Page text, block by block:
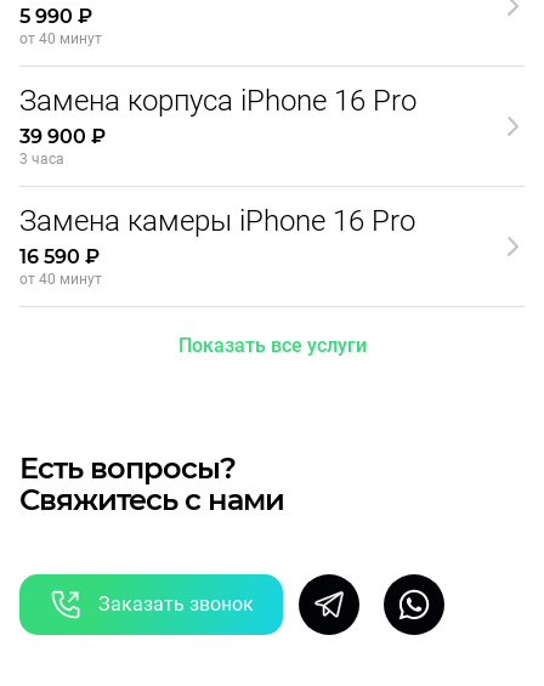
5 990 ₽
от 40 минут
Замена корпуса iPhone 16 Pro
39 900 ₽
3 часа
Замена камеры iPhone 16 Pro
16 590 ₽
от 40 минут
Показать все услуги
Есть вопросы?
Свяжитесь с нами
Заказать звонок